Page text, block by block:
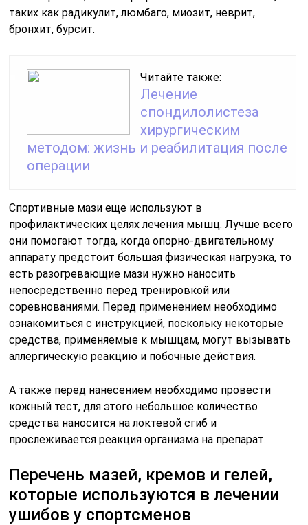
таких как радикулит, люмбаго, миозит, неврит,
бронхит, бурсит.
Читайте также:
Лечение
спондилолистеза
хирургическим
методом: жизнь и реабилитация после
операции
Спортивные мази еще используют в
профилактических целях лечения мышц. Лучше всего
они помогают тогда, когда опорно-двигательному
аппарату предстоит большая физическая нагрузка, то
есть разогревающие мази нужно наносить
непосредственно перед тренировкой или
соревнованиями. Перед применением необходимо
ознакомиться с инструкцией, поскольку некоторые
средства, применяемые к мышцам, могут вызывать
аллергическую реакцию и побочные действия.
А также перед нанесением необходимо провести
кожный тест, для этого небольшое количество
средства наносится на локтевой сгиб и
прослеживается реакция организма на препарат.
Перечень мазей, кремов и гелей,
которые используются в лечении
ушибов у спортсменов